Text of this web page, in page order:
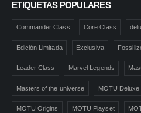
ETIQUETAS POPULARES
Commander Class Core Class
Edición Limitada Exclusiva
Leader Class Marvel Legends
Masters of the universe MOTU Deluxe
MOTU Origins MOTU Playset